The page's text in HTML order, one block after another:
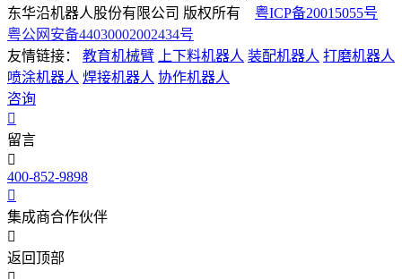
东华沿机器人股份有限公司 版权所有 粤ICP备20015055号
粤公网安备44030002002434号
友情链接：
教育机械臂 上下料机器人 装配机器人 打磨机器人
喷涂机器人 焊接机器人 协作机器人
咨询
留言
400-852-9898
集成商合作伙伴
返回顶部